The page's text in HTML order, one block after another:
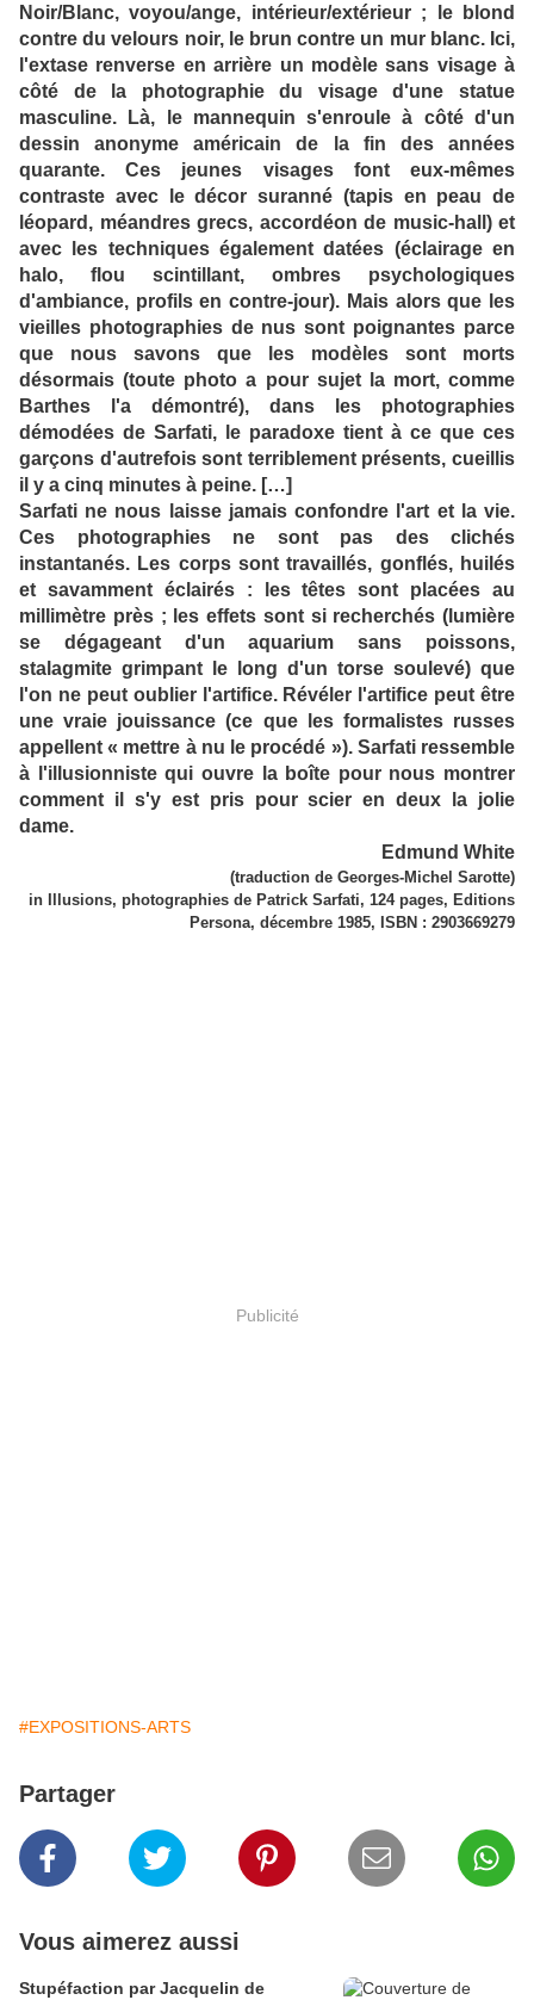
Noir/Blanc, voyou/ange, intérieur/extérieur ; le blond
contre du velours noir, le brun contre un mur blanc. Ici,
l'extase renverse en arrière un modèle sans visage à
côté de la photographie du visage d'une statue
masculine. Là, le mannequin s'enroule à côté d'un
dessin anonyme américain de la fin des années
quarante. Ces jeunes visages font eux-mêmes
contraste avec le décor suranné (tapis en peau de
léopard, méandres grecs, accordéon de music-hall) et
avec les techniques également datées (éclairage en
halo, flou scintillant, ombres psychologiques
d'ambiance, profils en contre-jour). Mais alors que les
vieilles photographies de nus sont poignantes parce
que nous savons que les modèles sont morts
désormais (toute photo a pour sujet la mort, comme
Barthes l'a démontré), dans les photographies
démodées de Sarfati, le paradoxe tient à ce que ces
garçons d'autrefois sont terriblement présents, cueillis
il y a cinq minutes à peine. […]
Sarfati ne nous laisse jamais confondre l'art et la vie.
Ces photographies ne sont pas des clichés
instantanés. Les corps sont travaillés, gonflés, huilés
et savamment éclairés : les têtes sont placées au
millimètre près ; les effets sont si recherchés (lumière
se dégageant d'un aquarium sans poissons,
stalagmite grimpant le long d'un torse soulevé) que
l'on ne peut oublier l'artifice. Révéler l'artifice peut être
une vraie jouissance (ce que les formalistes russes
appellent « mettre à nu le procédé »). Sarfati ressemble
à l'illusionniste qui ouvre la boîte pour nous montrer
comment il s'y est pris pour scier en deux la jolie
dame.
Edmund White
(traduction de Georges-Michel Sarotte)
in Illusions, photographies de Patrick Sarfati, 124 pages, Editions
Persona, décembre 1985, ISBN : 2903669279
Publicité
#EXPOSITIONS-ARTS
Partager
Vous aimerez aussi
Stupéfaction par Jacquelin de